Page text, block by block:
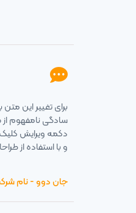
برای تغییر این
سادگی نامفهوم از
دکمه ویرایش
و با استفاده از
جان دوو - نام